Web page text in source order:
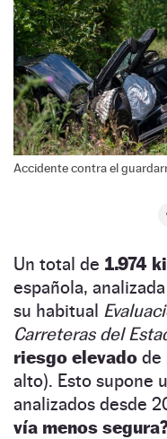
Accidente contra el
Un total de 1.974
española,
su habitual
Carreteras del
riesgo elevado de
alto). Esto supone
analizados desde
vía menos